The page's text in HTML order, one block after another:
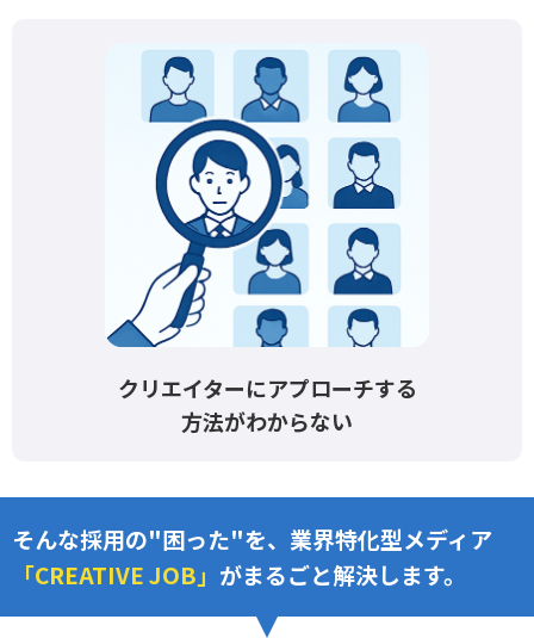
クリエイターにアプローチする
方法がわからない
そんな採用の"困った"を、業界特化型メディア
「CREATIVE JOB」 がまるごと解決します。